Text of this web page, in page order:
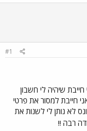
#1
חייבת שיהיה לי חשבון
אני חייבת למסור את פרטי
סיבה האייטונס לא נותן לי לשנות את
רבה !!